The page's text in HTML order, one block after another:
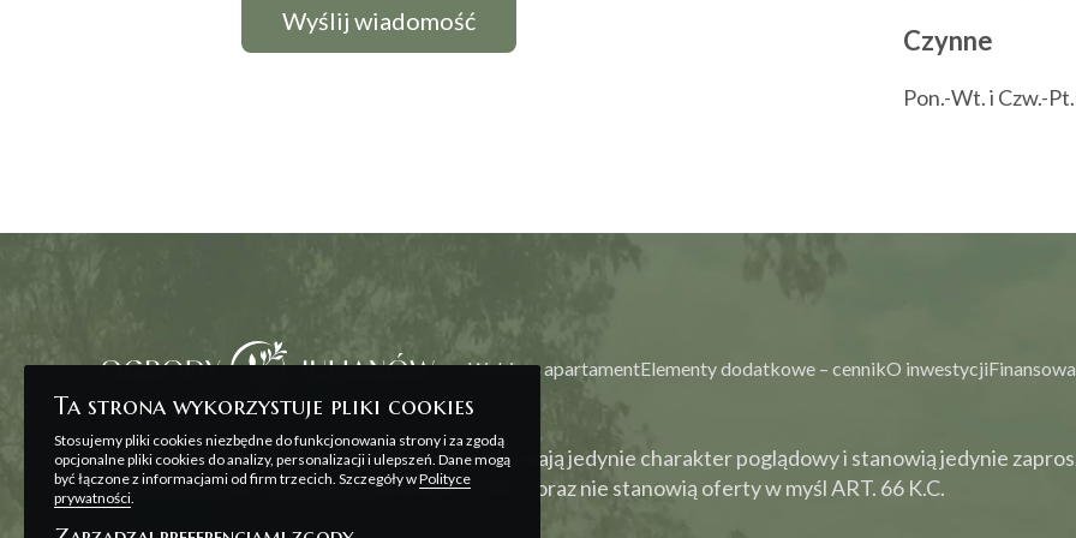
Czynne
Pon.-Wt. i Czw.-
Wybierz apartamentElementy dodatkowe – cennikO inwestycji
Wszelkie prezentowane na stronie materiały mają jedynie charakter poglądowy i stanowią jedynie
zawarcia umowy, o której mowa w ART. 71 K.C. oraz nie stanowią oferty w myśl ART. 66 K.C.
Ta strona wykorzystuje pliki cookies
Stosujemy pliki cookies niezbędne do funkcjonowania strony i za zgodą
opcjonalne pliki cookies do analizy, personalizacji i ulepszeń. Dane mogą
być łączone z informacjami od firm trzecich. Szczegóły wPolityce
prywatności.